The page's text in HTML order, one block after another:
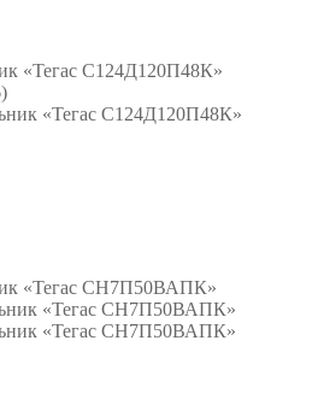
«Тегас С124Д120П48К»
«Тегас СН7П50ВАПК»